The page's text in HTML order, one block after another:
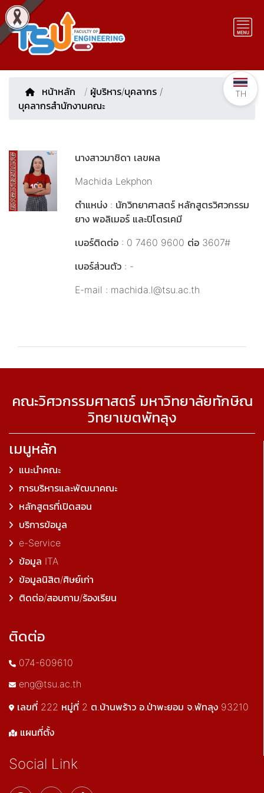
หน้าหลัก / ผู้บริหาร/บุคลากร /
บุคลากรสำนักงานคณะ
นางสาวมาชิดา เลขผล
Machida Lekphon
ตำแหน่ง : นักวิทยาศาสตร์ หลักสูตรวิศวกรรม
ยาง พอลิเมอร์ และปิโตรเคมี
เบอร์ติดต่อ : 0 7460 9600 ต่อ 3607#
เบอร์ส่วนตัว : -
E-mail : machida.l@tsu.ac.th
คณะวิศวกรรมศาสตร์ มหาวิทยาลัยทักษิณ
วิทยาเขตพัทลุง
เมนูหลัก
แนะนำคณะ
การบริหารและพัฒนาคณะ
หลักสูตรที่เปิดสอน
บริการข้อมูล
e-Service
ข้อมูล ITA
ข้อมูลนิสิต/ศิษย์เก่า
ติดต่อ/สอบถาม/ร้องเรียน
ติดต่อ
074-609610
eng@tsu.ac.th
เลขที่ 222 หมู่ที่ 2 ต.บ้านพร้าว อ.ป่าพะยอม จ.พัทลุง 93210
แผนที่ตั้ง
Social Link
TH